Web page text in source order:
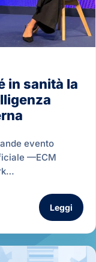
in sanità la
evento
—ECM
Leggi